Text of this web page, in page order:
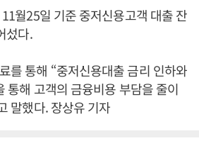
월25일 기준 중저신용고객 대출 잔
섰다.
를 통해 “중저신용대출 금리 인하와
통해 고객의 금융비용 부담을 줄이
말했다. 장상유 기자